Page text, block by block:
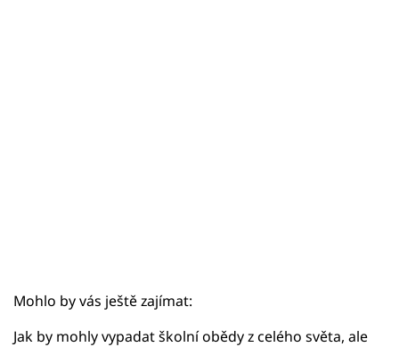
Mohlo by vás ještě zajímat:
Jak by mohly vypadat školní obědy z celého světa, ale